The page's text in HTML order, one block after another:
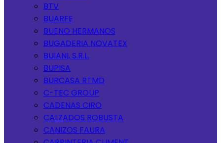
BTV
BUARFE
BUENO HERMANOS
BUGADERIA NOVATEX
BUIANI, S.R.L.
BUPISA
BURCASA RTMD
C-TEC GROUP
CADENAS CIRO
CALZADOS ROBUSTA
CANIZOS FAURA